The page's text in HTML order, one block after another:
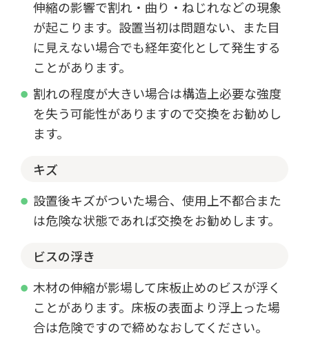
伸縮の影響で割れ・曲り・ねじれなどの現象
が起こります。設置当初は問題ない、また目
に見えない場合でも経年変化として発生する
ことがあります。
割れの程度が大きい場合は構造上必要な強度
を失う可能性がありますので交換をお勧めし
ます。
キズ
設置後キズがついた場合、使用上不都合また
は危険な状態であれば交換をお勧めします。
ビスの浮き
木材の伸縮が影場して床板止めのビスが浮く
ことがあります。床板の表面より浮上った場
合は危険ですので締めなおしてください。